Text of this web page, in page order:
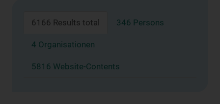
6166 Results total 346 Persons
4 Organisationen
5816 Website-Contents